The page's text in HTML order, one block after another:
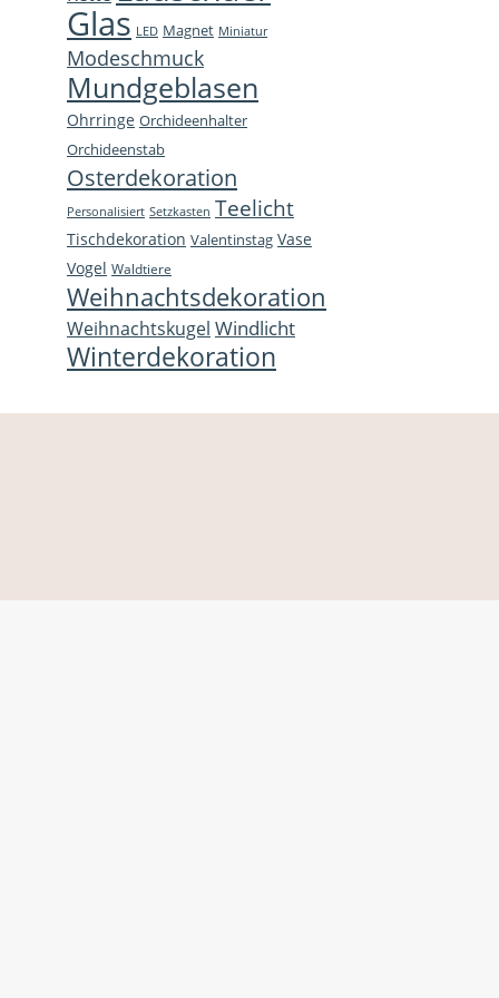
Glas LED Magnet Miniatur
Modeschmuck
Mundgeblasen
Ohrringe Orchideenhalter
Orchideenstab
Osterdekoration
Personalisiert Setzkasten Teelicht
Tischdekoration Valentinstag Vase
Vogel Waldtiere
Weihnachtsdekoration
Weihnachtskugel Windlicht
Winterdekoration